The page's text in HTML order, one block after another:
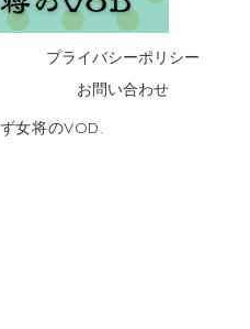
プライバシーポリシー
お問い合わせ
女将のVOD.